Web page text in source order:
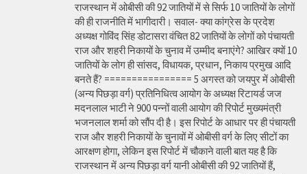
राजस्थान में ओबीसी की 92 जातियों में से सिर्फ 10 जातियों के लोगों
की ही राजनीति में भागीदारी। सवाल- क्या कांग्रेस के प्रदेश
अध्यक्ष गोविंद सिंह डोटासरा वंचित 82 जातियों के लोगों को पंचायती
राज और शहरी निकायों के चुनाव में उम्मीद बनाएंगे? आखिर क्यों 10
जातियों के लोग ही सांसद, विधायक, प्रधान, निकाय प्रमुख आदि
बनते हैं? ================ 5 अगस्त को जयपुर में ओबीसी
(अन्य पिछड़ा वर्ग) प्रतिनिधित्व आयोग के अध्यक्ष रिटायर्ड जज
मदनलाल भाटी ने 900 पन्नों वाली आयोग की रिपोर्ट मुख्यमंत्री
भजनलाल शर्मा को सौंप दी है। इस रिपोर्ट के आधार पर ही पंचायती
राज और शहरी निकायों के चुनावों में ओबीसी वर्ग के लिए सीटों का
आरक्षण होगा, लेकिन इस रिपोर्ट में चौकाने वाली बात यह है कि
राजस्थान में अन्य पिछड़ा वर्ग यानी ओबीसी की 92 जातियों हैं,